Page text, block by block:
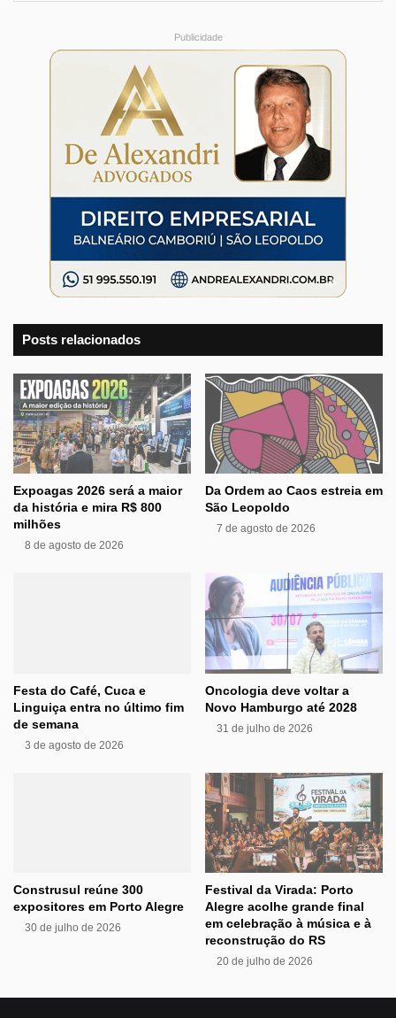
Publicidade
Posts relacionados
Expoagas 2026 será a maior
da história e mira R$ 800
milhões
8 de agosto de 2026
Da Ordem ao Caos estreia em
São Leopoldo
7 de agosto de 2026
Festa do Café, Cuca e
Linguiça entra no último fim
de semana
3 de agosto de 2026
Oncologia deve voltar a
Novo Hamburgo até 2028
31 de julho de 2026
Construsul reúne 300
expositores em Porto Alegre
30 de julho de 2026
Festival da Virada: Porto
Alegre acolhe grande final
em celebração à música e à
reconstrução do RS
20 de julho de 2026